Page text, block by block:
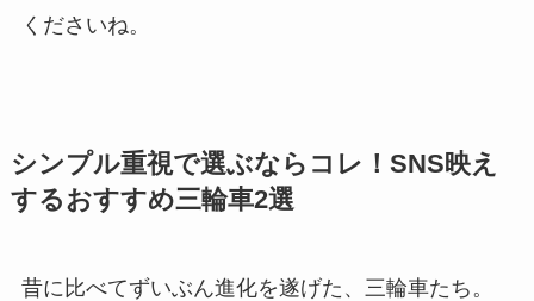
くださいね。
シンプル重視で選ぶならコレ！SNS映え
するおすすめ三輪車2選
昔に比べてずいぶん進化を遂げた、三輪車たち。